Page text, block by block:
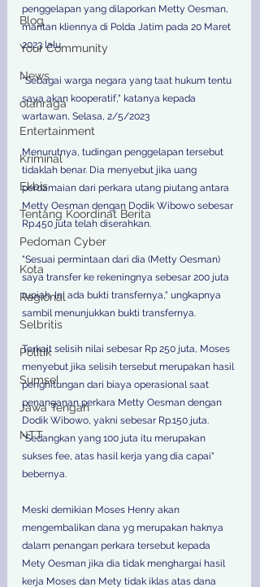
Blog
Your Community
News
olahraga
Entertainment
Kriminal
Ekbis
Tentang Koordinat Berita
Pedoman Cyber
Kota
Regional
Selbritis
Politik
Sumsel
Jawa Tengah
NTT
penggelapan yang dilaporkan Metty Oesman,
mantan kliennya di Polda Jatim pada 20 Maret
2023 lalu.
"Sebagai warga negara yang taat hukum tentu
saya akan kooperatif," katanya kepada
wartawan, Selasa, 2/5/2023
Menurutnya, tudingan penggelapan tersebut
tidaklah benar. Dia menyebut jika uang
perdamaian dari perkara utang piutang antara
Metty Oesman dengan Dodik Wibowo sebesar
Rp.450 juta telah diserahkan.
"Sesuai permintaan dari dia (Metty Oesman)
saya transfer ke rekeningnya sebesar 200 juta
rupiah. Ini ada bukti transfernya," ungkapnya
sambil menunjukkan bukti transfernya.
Terkait selisih nilai sebesar Rp 250 juta, Moses
menyebut jika selisih tersebut merupakan hasil
penghitungan dari biaya operasional saat
penanganan perkara Metty Oesman dengan
Dodik Wibowo, yakni sebesar Rp.150 juta.
"Sedangkan yang 100 juta itu merupakan
sukses fee, atas hasil kerja yang dia capai"
bebernya.
Meski demikian Moses Henry akan
mengembalikan dana yg merupakan haknya
dalam penangan perkara tersebut kepada
Mety Oesman jika dia tidak menghargai hasil
kerja Moses dan Mety tidak iklas atas dana